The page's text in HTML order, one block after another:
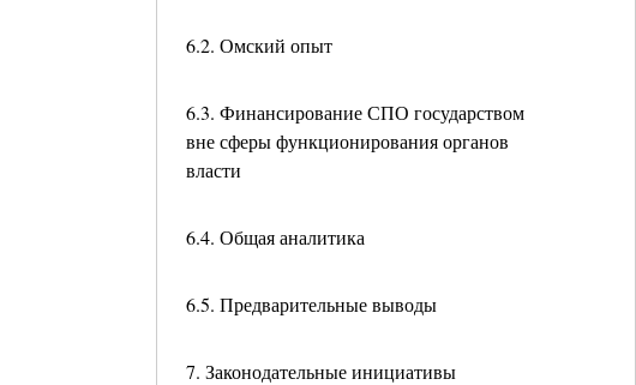
6.2. Омский опыт
6.3. Финансирование СПО государством
вне сферы функционирования органов
власти
6.4. Общая аналитика
6.5. Предварительные выводы
7. Законодательные инициативы